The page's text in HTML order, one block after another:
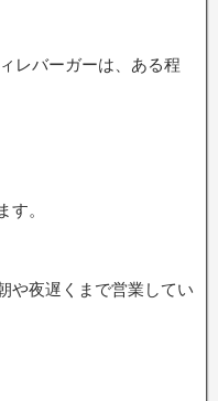
レバーガーは、ある程
す。
や夜遅くまで営業してい